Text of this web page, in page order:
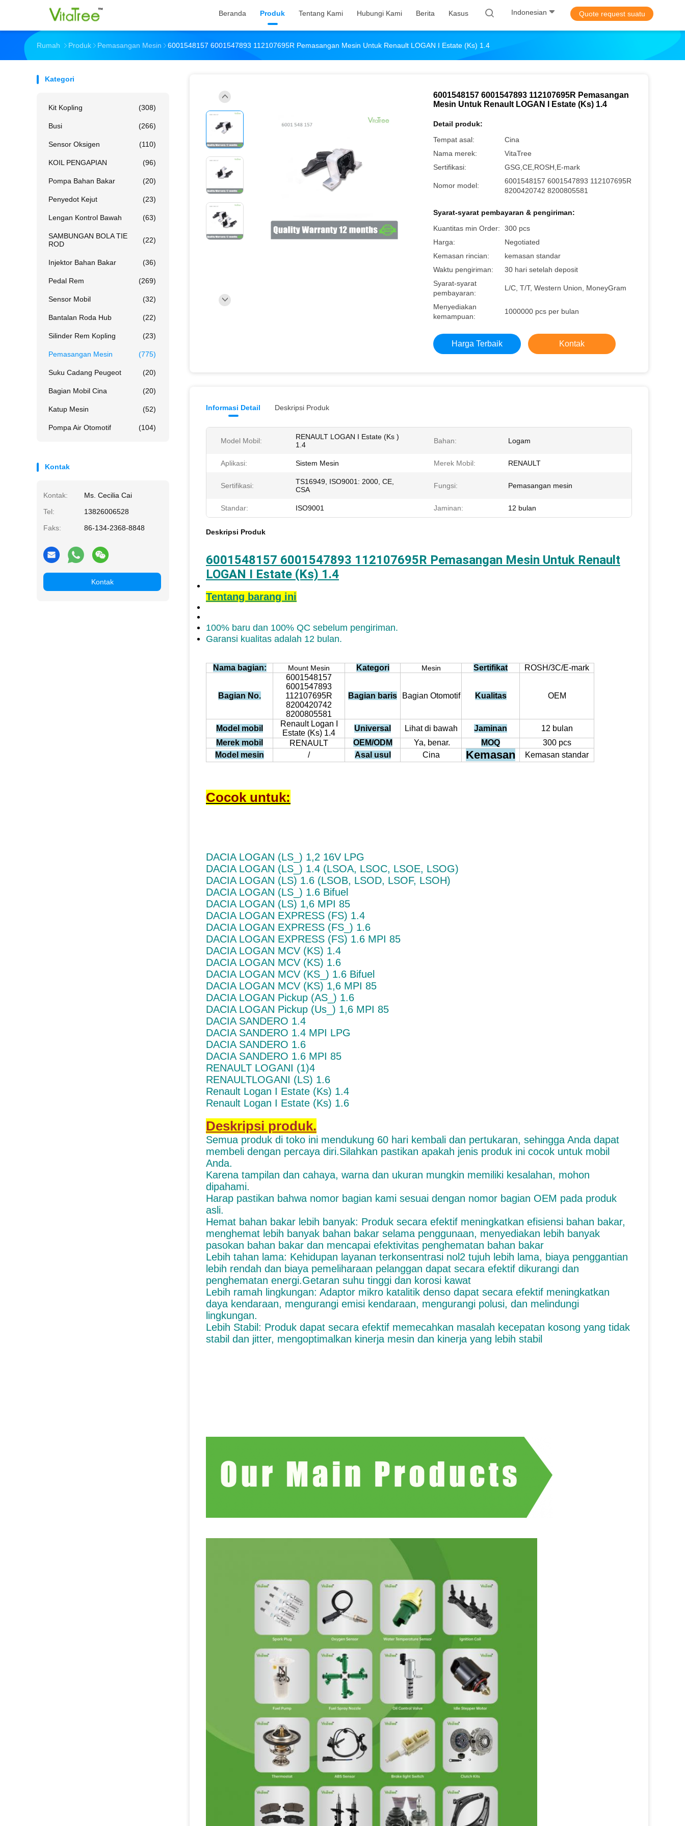
Beranda Produk Tentang Kami Hubungi Kami Berita Kasus Indonesian Quote request suatu
Rumah Produk Pemasangan Mesin 6001548157 6001547893 112107695R Pemasangan Mesin Untuk Renault LOGAN I Estate (Ks) 1.4
Kategori
Kit Kopling (308)
Busi (266)
Sensor Oksigen (110)
KOIL PENGAPIAN (96)
Pompa Bahan Bakar (20)
Penyedot Kejut (23)
Lengan Kontrol Bawah (63)
SAMBUNGAN BOLA TIE
ROD
(22)
Injektor Bahan Bakar (36)
Pedal Rem (269)
Sensor Mobil (32)
Bantalan Roda Hub (22)
Silinder Rem Kopling (23)
Pemasangan Mesin (775)
Suku Cadang Peugeot (20)
Bagian Mobil Cina (20)
Katup Mesin (52)
Pompa Air Otomotif (104)
Kontak
Kontak:
Ms. Cecilia Cai
Tel:
13826006528
Faks:
86-134-2368-8848
Kontak
6001548157 6001547893 112107695R Pemasangan
Mesin Untuk Renault LOGAN I Estate (Ks) 1.4
Detail produk:
Tempat asal:
Cina
Nama merek:
VitaTree
Sertifikasi:
GSG,CE,ROSH,E-mark
Nomor model:
6001548157 6001547893 112107695R
8200420742 8200805581
Syarat-syarat pembayaran & pengiriman:
Kuantitas min Order:
300 pcs
Harga:
Negotiated
Kemasan rincian:
kemasan standar
Waktu pengiriman:
30 hari setelah deposit
Syarat-syarat
pembayaran:
L/C, T/T, Western Union, MoneyGram
Menyediakan
kemampuan:
1000000 pcs per bulan
Harga Terbaik Kontak
Informasi Detail Deskripsi Produk
Model Mobil:
RENAULT LOGAN I Estate (Ks )
1.4
Bahan: Logam
Aplikasi: Sistem Mesin Merek Mobil: RENAULT
Sertifikasi:
TS16949, ISO9001: 2000, CE,
CSA
Fungsi: Pemasangan mesin
Standar: ISO9001 Jaminan: 12 bulan
Deskripsi Produk
6001548157 6001547893 112107695R Pemasangan Mesin Untuk Renault
LOGAN I Estate (Ks) 1.4
Tentang barang ini
100% baru dan 100% QC sebelum pengiriman.
Garansi kualitas adalah 12 bulan.
Nama bagian: Mount Mesin Kategori Mesin Sertifikat ROSH/3C/E-mark
Bagian No.
6001548157
6001547893
112107695R
8200420742
8200805581
Bagian baris Bagian Otomotif Kualitas OEM
Model mobil
Renault Logan I
Estate (Ks) 1.4
Universal Lihat di bawah Jaminan
12 bulan
Merek mobil
RENAULT OEM/ODM Ya, benar. MOQ
300 pcs
Model mesin
/ Asal usul Cina Kemasan Kemasan standar
Cocok untuk:
DACIA LOGAN (LS_) 1,2 16V LPG
DACIA LOGAN (LS_) 1.4 (LSOA, LSOC, LSOE, LSOG)
DACIA LOGAN (LS) 1.6 (LSOB, LSOD, LSOF, LSOH)
DACIA LOGAN (LS_) 1.6 Bifuel
DACIA LOGAN (LS) 1,6 MPI 85
DACIA LOGAN EXPRESS (FS) 1.4
DACIA LOGAN EXPRESS (FS_) 1.6
DACIA LOGAN EXPRESS (FS) 1.6 MPI 85
DACIA LOGAN MCV (KS) 1.4
DACIA LOGAN MCV (KS) 1.6
DACIA LOGAN MCV (KS_) 1.6 Bifuel
DACIA LOGAN MCV (KS) 1,6 MPI 85
DACIA LOGAN Pickup (AS_) 1.6
DACIA LOGAN Pickup (Us_) 1,6 MPI 85
DACIA SANDERO 1.4
DACIA SANDERO 1.4 MPI LPG
DACIA SANDERO 1.6
DACIA SANDERO 1.6 MPI 85
RENAULT LOGANI (1)4
RENAULTLOGANI (LS) 1.6
Renault Logan I Estate (Ks) 1.4
Renault Logan I Estate (Ks) 1.6
Deskripsi produk.
Semua produk di toko ini mendukung 60 hari kembali dan pertukaran, sehingga Anda dapat
membeli dengan percaya diri.Silahkan pastikan apakah jenis produk ini cocok untuk mobil
Anda.
Karena tampilan dan cahaya, warna dan ukuran mungkin memiliki kesalahan, mohon
dipahami.
Harap pastikan bahwa nomor bagian kami sesuai dengan nomor bagian OEM pada produk
asli.
Hemat bahan bakar lebih banyak: Produk secara efektif meningkatkan efisiensi bahan bakar,
menghemat lebih banyak bahan bakar selama penggunaan, menyediakan lebih banyak
pasokan bahan bakar dan mencapai efektivitas penghematan bahan bakar
Lebih tahan lama: Kehidupan layanan terkonsentrasi nol2 tujuh lebih lama, biaya penggantian
lebih rendah dan biaya pemeliharaan pelanggan dapat secara efektif dikurangi dan
penghematan energi.Getaran suhu tinggi dan korosi kawat
Lebih ramah lingkungan: Adaptor mikro katalitik denso dapat secara efektif meningkatkan
daya kendaraan, mengurangi emisi kendaraan, mengurangi polusi, dan melindungi
lingkungan.
Lebih Stabil: Produk dapat secara efektif memecahkan masalah kecepatan kosong yang tidak
stabil dan jitter, mengoptimalkan kinerja mesin dan kinerja yang lebih stabil